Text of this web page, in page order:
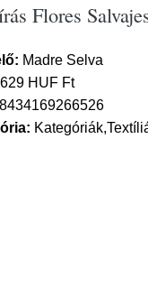
Flores
Madre Selva
HUF Ft
8434169266526